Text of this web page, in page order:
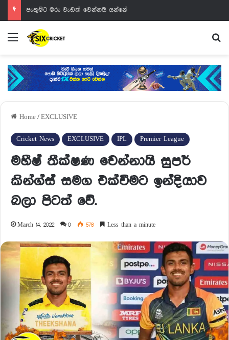
පැතුම්ට මරු වැඩක් වෙන්නයි යන්නේ
Menu
Home / EXCLUSIVE
Cricket News EXCLUSIVE IPL Premier League
මහීෂ් තීක්ෂණ චෙන්නායි සුපර්
කින්ග්ස් සමග එක්වීමට ඉන්දියාව
බලා පිටත් වේ.
March 14, 2022 0 578 Less than a minute